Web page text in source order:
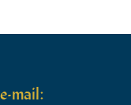
mail: